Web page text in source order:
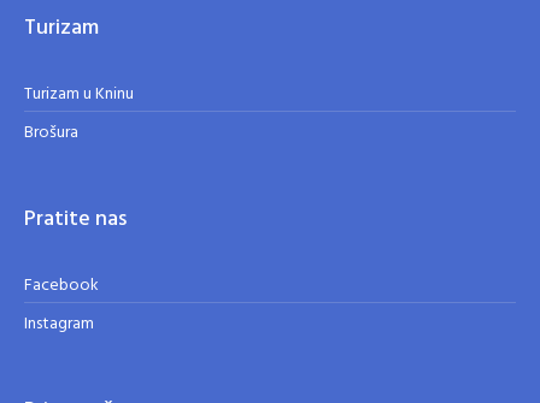
Turizam
Turizam u Kninu
Brošura
Pratite nas
Facebook
Instagram